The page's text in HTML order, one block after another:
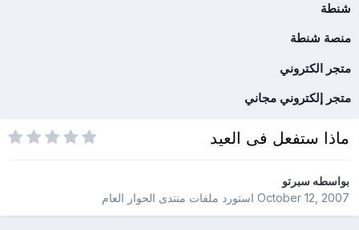
شنطة
منصة شنطة
متجر الكتروني
متجر إلكتروني مجاني
ماذا ستفعل فى العيد
بواسطهسبرتو
October 12, 2007استورد ملفات منتدى الحوار العام